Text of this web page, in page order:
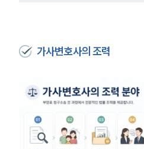
가사변호사의 조력